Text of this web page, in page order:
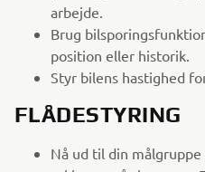
arbejde.
Brug
position eller historik.
Styr bilens hastighed
FLÅDESTYRING
Nå ud til din